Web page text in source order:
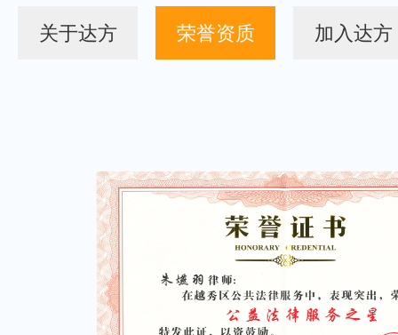
关于达方 荣誉资质 加入达方